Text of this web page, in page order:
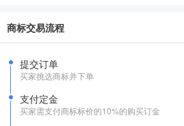
商标交易流程
提交订单
买家挑选商标并下单
支付定金
买家需支付商标标价的10%的购买订金